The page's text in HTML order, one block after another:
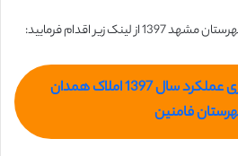
زیر اقدام فرمایید:
دانلود PDF ارزش اجاری عملکرد سال 1397 املاک همدان
فامنین